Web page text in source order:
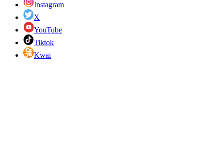
Instagram
X
YouTube
Tiktok
Kwai